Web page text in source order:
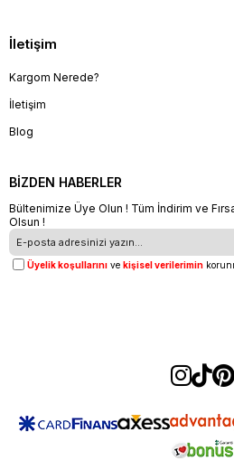
İletişim
Kargom Nerede?
İletişim
Blog
BİZDEN HABERLER
Bültenimize Üye Olun ! Tüm İndirim ve
Olsun !
Üyelik koşullarını ve kişisel verilerimin